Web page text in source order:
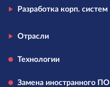
Разработка корп. систем
Отрасли
Технологии
Замена иностранного ПО